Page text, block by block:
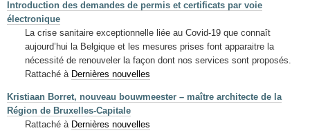
Introduction des demandes de permis et certificats par voie
électronique
La crise sanitaire exceptionnelle liée au Covid-19 que connaît
aujourd’hui la Belgique et les mesures prises font apparaitre la
nécessité de renouveler la façon dont nos services sont proposés.
Rattaché à Dernières nouvelles
Kristiaan Borret, nouveau bouwmeester – maître architecte de la
Région de Bruxelles-Capitale
Rattaché à Dernières nouvelles